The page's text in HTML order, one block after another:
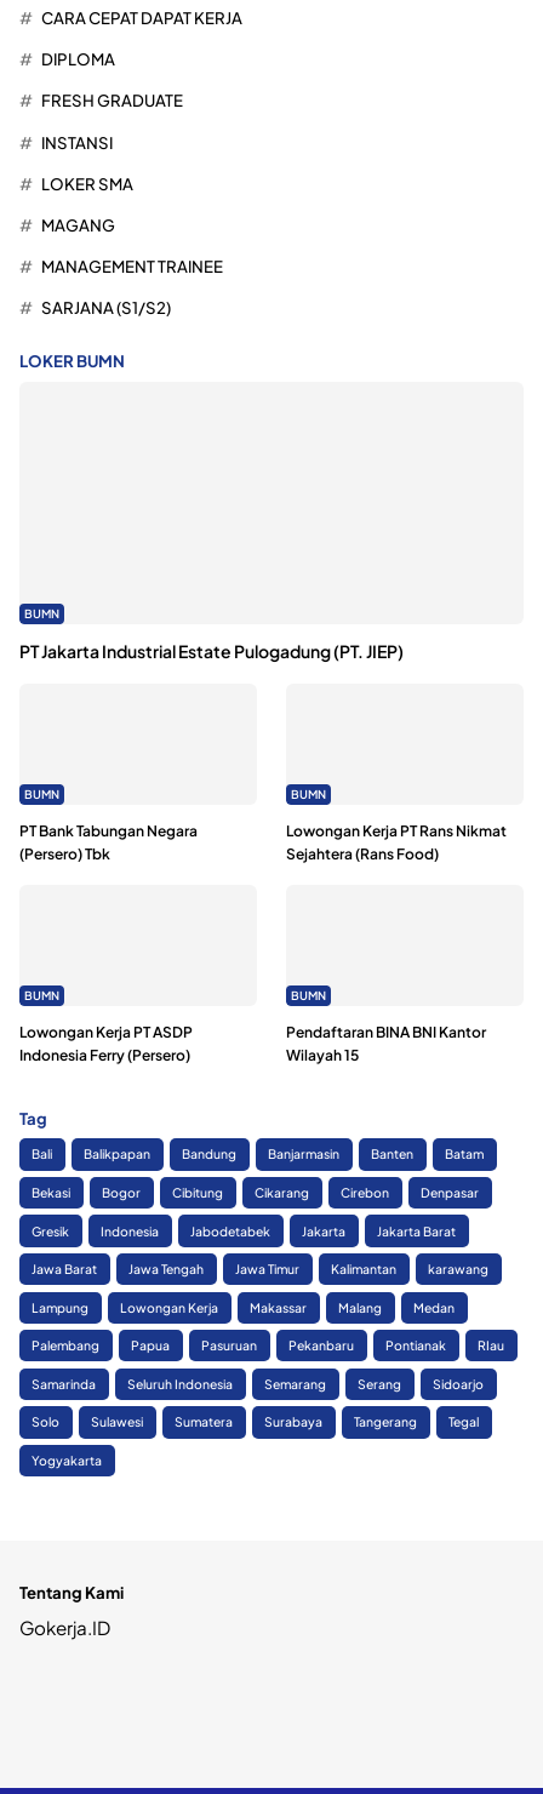
CARA CEPAT DAPAT KERJA
DIPLOMA
FRESH GRADUATE
INSTANSI
LOKER SMA
MAGANG
MANAGEMENT TRAINEE
SARJANA (S1/S2)
LOKER BUMN
BUMN
PT Jakarta Industrial Estate Pulogadung (PT. JIEP)
BUMN
PT Bank Tabungan Negara
(Persero) Tbk
BUMN
Lowongan Kerja PT Rans Nikmat
Sejahtera (Rans Food)
BUMN
Lowongan Kerja PT ASDP
Indonesia Ferry (Persero)
BUMN
Pendaftaran BINA BNI Kantor
Wilayah 15
Tag
Bali Balikpapan Bandung Banjarmasin Banten Batam
Bekasi Bogor Cibitung Cikarang Cirebon Denpasar
Gresik Indonesia Jabodetabek Jakarta Jakarta Barat
Jawa Barat Jawa Tengah Jawa Timur Kalimantan karawang
Lampung Lowongan Kerja Makassar Malang Medan
Palembang Papua Pasuruan Pekanbaru Pontianak RIau
Samarinda Seluruh Indonesia Semarang Serang Sidoarjo
Solo Sulawesi Sumatera Surabaya Tangerang Tegal
Yogyakarta
Tentang Kami
Gokerja.ID